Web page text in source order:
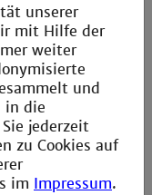
ANM
VT2
unserer
mit Hilfe der
weiter
und
in die
jederzeit
zu Cookies auf
im Impressum.